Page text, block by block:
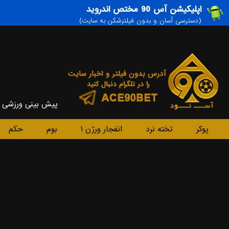
اپلیکیشن آس 90 مختص اندروید
(دسترسی آسان و بدون فیلترشکن به سایت)
پیش بینی ورزشی
پوکر تخته نرد انفجار ورژن ۱ بوم حکم